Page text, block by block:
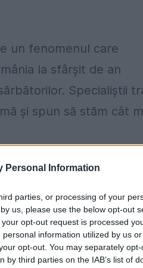
Personal Information
parties, or processing of your
us, please use the below opt-out
opt-out request is processed
information utilized by us
opt-out. You may separately
third parties on the IAB’s list of
un fenomenul care
la sfârşit de an
Specialiștii
şi spun să stăm cât
de a slăbi! De ce
farfurie roșie